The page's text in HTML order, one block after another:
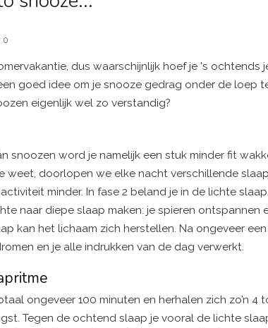
: 0
dus waarschijnlijk hoef je 's
goed idee om je snooze gedrag onder de loep
eigenlijk wel zo verstandig?
snoozen word je namelijk een stuk minder fit
weet, doorlopen we elke nacht verschillende
minder. In fase 2 beland je in de lichte
naar diepe slaap maken: je spieren
kan het lichaam zich herstellen. Na ongeveer
en je alle indrukken van de dag verwerkt.
ongeveer 100 minuten en herhalen zich zo’n
Tegen de ochtend slaap je vooral de lichte